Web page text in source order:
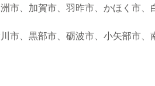
市、加賀市、羽昨市、かほく市、
市、黒部市、砺波市、小矢部市、